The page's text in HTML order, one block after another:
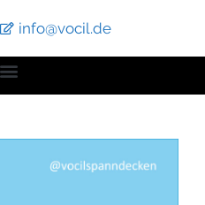
info@vocil.de